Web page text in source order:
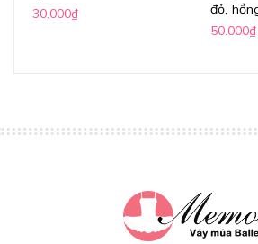
30.000₫
đỏ,
50.000₫